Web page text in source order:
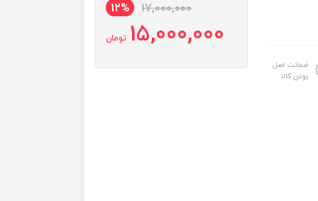
ضمانت اصل
بودن کالا
17,000,000
12%
15,000,000 تومان